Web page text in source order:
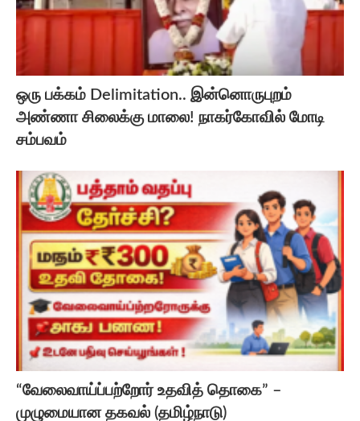
ஒரு பக்கம் Delimitation.. இன்னொருபுறம்
அண்ணா சிலைக்கு மாலை! நாகர்கோவில் மோடி
சம்பவம்
“வேலைவாய்ப்பற்றோர் உதவித் தொகை” –
முழுமையான தகவல் (தமிழ்நாடு)